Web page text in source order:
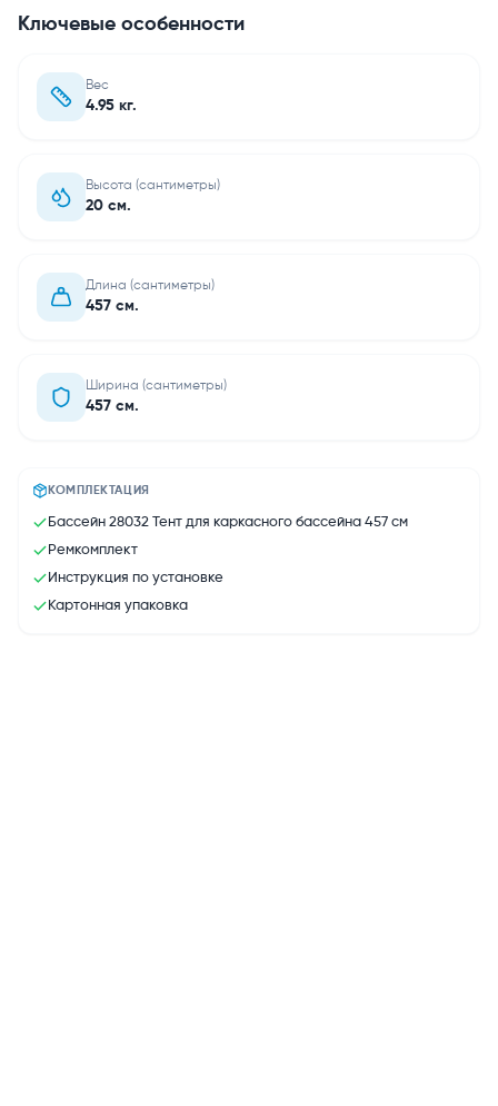
Ключевые особенности
Вес
4.95 кг.
Высота (сантиметры)
20 см.
Длина (сантиметры)
457 см.
Ширина (сантиметры)
457 см.
КОМПЛЕКТАЦИЯ
Бассейн 28032 Тент для каркасного бассейна 457 см
Ремкомплект
Инструкция по установке
Картонная упаковка